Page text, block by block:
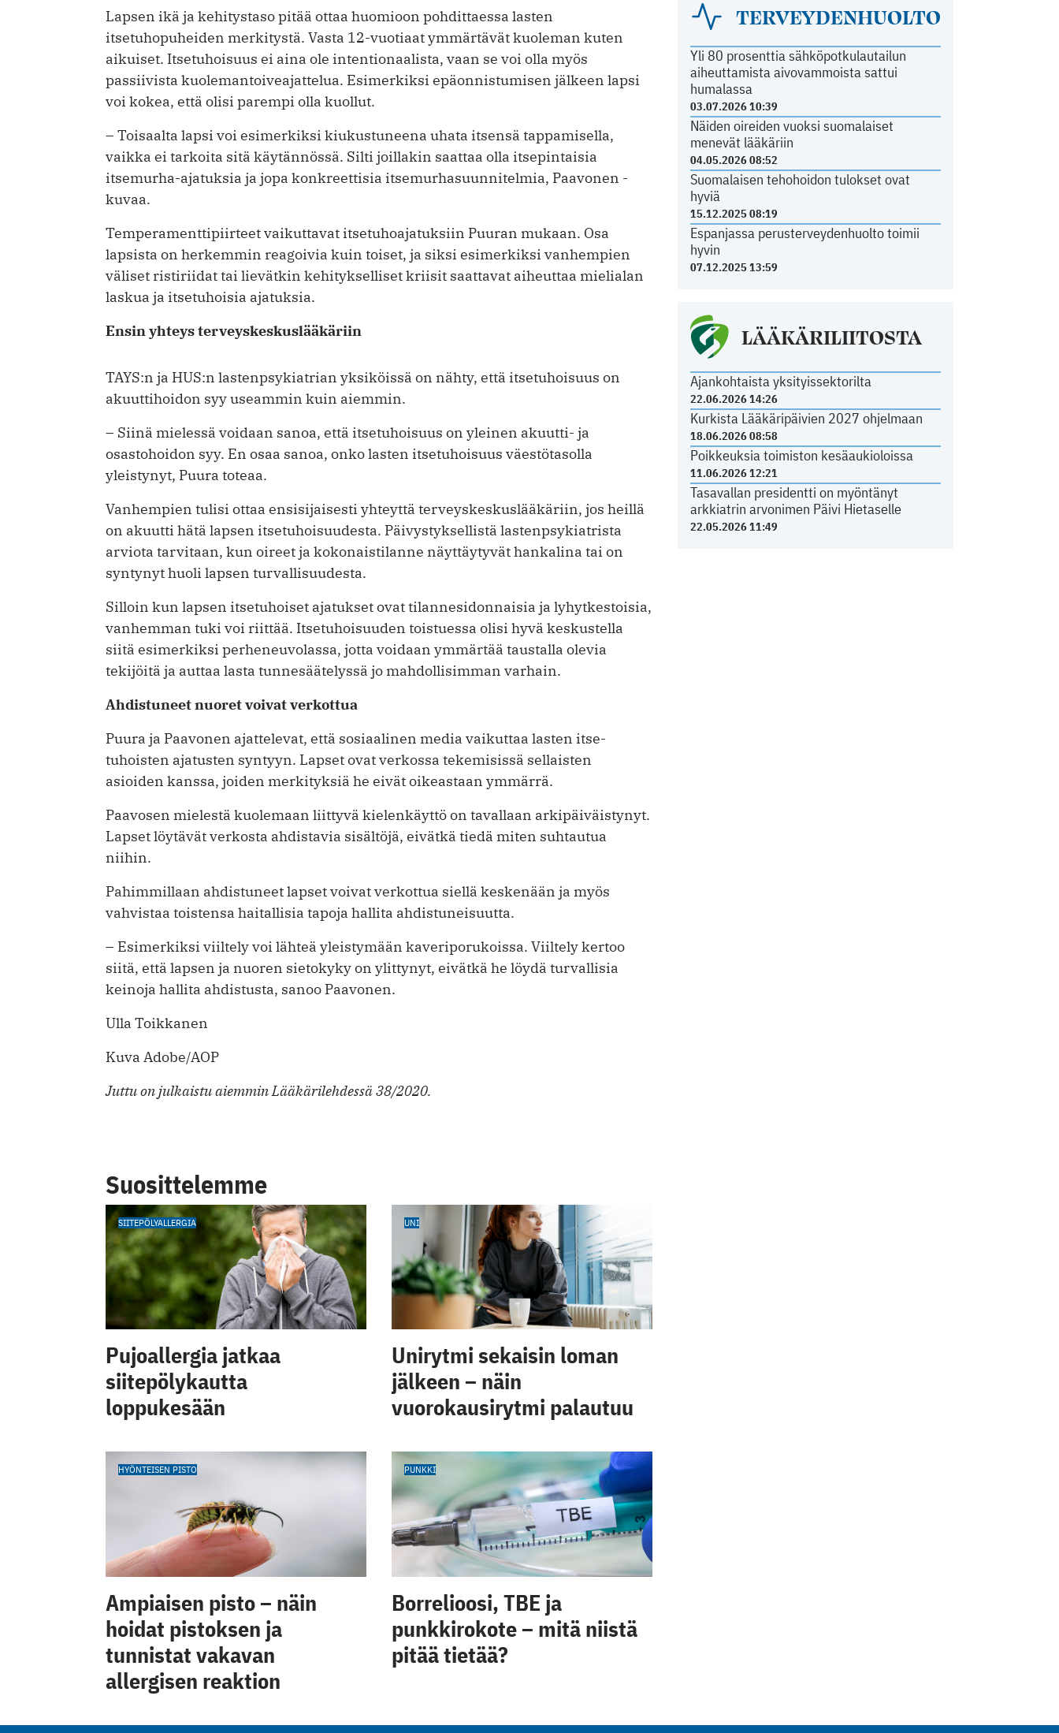
TERVEYDENHUOLTO
Yli 80 prosenttia sähköpotkulautailun
aiheuttamista aivovammoista sattui
humalassa
03.07.2026 10:39
Näiden oireiden vuoksi suomalaiset
menevät lääkäriin
04.05.2026 08:52
Suomalaisen tehohoidon tulokset ovat
hyviä
15.12.2025 08:19
Espanjassa perusterveydenhuolto toimii
hyvin
07.12.2025 13:59
LÄÄKÄRILIITOSTA
Ajankohtaista yksityissektorilta
22.06.2026 14:26
Kurkista Lääkäripäivien 2027 ohjelmaan
18.06.2026 08:58
Poikkeuksia toimiston kesäaukioloissa
11.06.2026 12:21
Tasavallan presidentti on myöntänyt
arkkiatrin arvonimen Päivi Hietaselle
22.05.2026 11:49
Lapsen ikä ja kehitystaso pitää ottaa huomioon pohdittaessa lasten
itsetuhopuheiden merkitystä. Vasta 12-vuotiaat ymmärtävät kuoleman kuten
aikuiset. ­Itsetuhoisuus ei aina ole intentionaalista, vaan se voi olla myös
passiivista kuolemantoiveajattelua. Esimerkiksi epä­onnis­tumisen jälkeen lapsi
voi kokea, että olisi parempi olla kuollut.
– Toisaalta lapsi voi esimerkiksi ­kiukustuneena uhata itsensä tappamisella,
vaikka ei tarkoita sitä käytännössä. Silti joillakin saattaa olla itsepintaisia
itsemurha-ajatuksia ja jopa konkreettisia ­itsemurhasuunnitelmia, Paavonen ­
kuvaa.
Temperamenttipiirteet vaikuttavat ­itsetuhoajatuksiin Puuran mukaan. Osa
lapsista on herkemmin reagoivia kuin toiset, ja siksi esimerkiksi vanhempien
väliset ristiriidat tai lievätkin kehitykselliset kriisit saattavat aiheuttaa mielialan
laskua ja itsetuhoisia ajatuksia.
Ensin yhteys terveyskeskuslääkäriin
TAYS:n ja HUS:n lastenpsykiatrian ­yksiköissä on nähty, että itsetuhoisuus on
akuuttihoidon syy useammin kuin aiemmin.
– Siinä mielessä voidaan sanoa, että itsetuhoisuus on yleinen akuutti- ja
osastohoidon syy. En osaa sanoa, onko lasten itsetuhoisuus väestötasolla
yleistynyt, Puura toteaa.
Vanhempien tulisi ottaa ensisijaisesti yhteyttä terveyskeskuslääkäriin, jos heillä
on akuutti hätä lapsen itsetuhoisuudesta. Päivystyksellistä lastenpsy­kiatrista
arviota tarvitaan, kun oireet ja kokonaistilanne näyttäytyvät hankalina tai on
syntynyt huoli lapsen turvallisuudesta.
Silloin kun lapsen itsetuhoiset ajatukset ovat tilannesidonnaisia ja lyhytkestoisia,
vanhemman tuki voi riittää. Itsetuhoisuuden toistuessa olisi hyvä keskustella
siitä esimerkiksi perheneuvolassa, jotta ­voidaan ymmärtää taustalla olevia
tekijöitä ja auttaa lasta tunnesäätelyssä jo mahdollisimman varhain.
Ahdistuneet nuoret voivat verkottua
Puura ja Paavonen ajattelevat, että so­siaalinen media vaikuttaa lasten itse­
tuhoisten ajatusten syntyyn. Lapset ovat verkossa tekemisissä sellaisten
asioiden kanssa, joiden merkityksiä he eivät ­oikeastaan ymmärrä.
Paavosen mielestä kuolemaan liittyvä kielenkäyttö on tavallaan arkipäiväistynyt.
Lapset löytävät verkosta ahdistavia sisältöjä, eivätkä tiedä miten suhtautua
niihin.
Pahimmillaan ahdistuneet lapset voivat verkottua siellä keskenään ja myös
vahvistaa toistensa haitallisia tapoja hallita ahdistuneisuutta.
– Esimerkiksi viiltely voi lähteä yleistymään kaveriporukoissa. Viiltely kertoo
siitä, että lapsen ja nuoren sietokyky on ylittynyt, eivätkä he löydä turvallisia
keinoja hallita ahdistusta, sanoo Paavonen.
Ulla Toikkanen
Kuva Adobe/AOP
Juttu on julkaistu aiemmin Lääkärilehdessä 38/2020.
Suosittelemme
SIITEPÖLYALLERGIA
Pujoallergia jatkaa
siitepölykautta
loppukesään
UNI
Unirytmi sekaisin loman
jälkeen – näin
vuorokausirytmi palautuu
HYÖNTEISEN PISTO
Ampiaisen pisto – näin
hoidat pistoksen ja
tunnistat vakavan
allergisen reaktion
PUNKKI
Borrelioosi, TBE ja
punkkirokote – mitä niistä
pitää tietää?